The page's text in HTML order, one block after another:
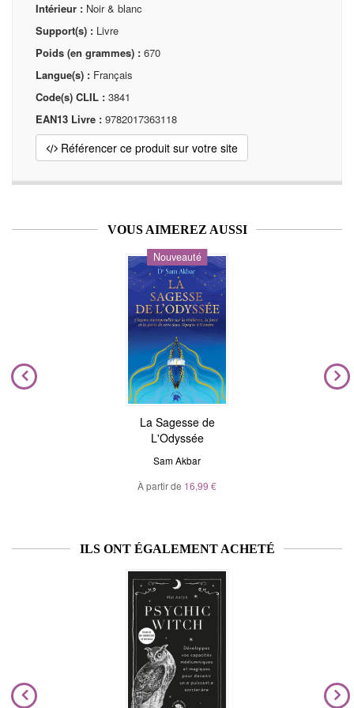
Intérieur : Noir & blanc
Support(s) : Livre
Poids (en grammes) : 670
Langue(s) : Français
Code(s) CLIL : 3841
EAN13 Livre : 9782017363118
Référencer ce produit sur votre site
VOUS AIMEREZ AUSSI
Nouveauté
La Sagesse de
L'Odyssée
Sam Akbar
À partir de 16,99 €
ILS ONT ÉGALEMENT ACHETÉ